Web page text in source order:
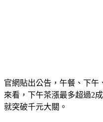
官網貼出公告，午餐、下午
來看，下午茶漲最多超過2
就突破千元大關。